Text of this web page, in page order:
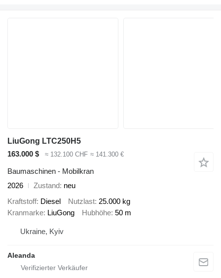
LiuGong LTC250H5
163.000 $
≈ 132.100 CHF ≈ 141.300 €
Baumaschinen - Mobilkran
2026
Zustand neu
Kraftstoff Diesel Nutzlast 25.000 kg
Kranmarke LiuGong Hubhöhe 50 m
Ukraine, Kyiv
Aleanda